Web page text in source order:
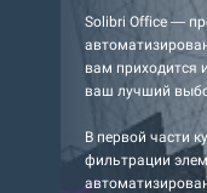
Solibri Office —
вам приходится
ваш лучший
В первой части
фильтрации